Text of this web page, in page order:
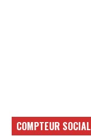
COMPTEUR SOCIAL